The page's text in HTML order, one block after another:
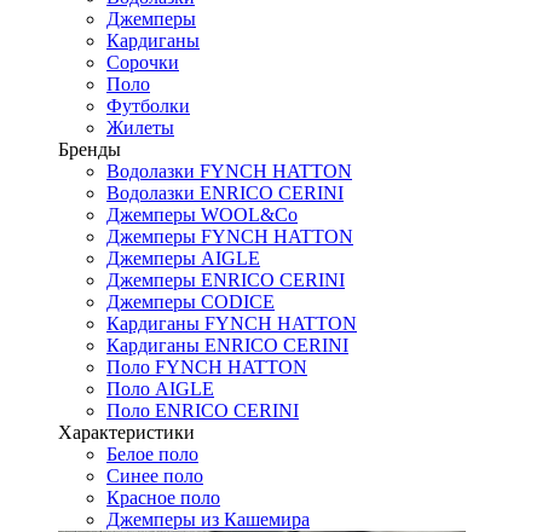
Джемперы
Кардиганы
Сорочки
Поло
Футболки
Жилеты
Бренды
Водолазки FYNCH HATTON
Водолазки ENRICO CERINI
Джемперы WOOL&Co
Джемперы FYNCH HATTON
Джемперы AIGLE
Джемперы ENRICO CERINI
Джемперы CODICE
Кардиганы FYNCH HATTON
Кардиганы ENRICO CERINI
Поло FYNCH HATTON
Поло AIGLE
Поло ENRICO CERINI
Характеристики
Белое поло
Синее поло
Красное поло
Джемперы из Кашемира